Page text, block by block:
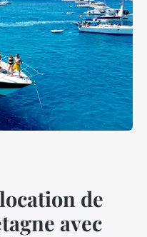
de
avec